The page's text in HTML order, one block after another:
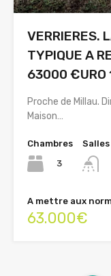
VERRIERES.
TYPIQUE A
63000 €URO
Proche de Millau.
Maison…
Chambres
3
A mettre aux
63.000€